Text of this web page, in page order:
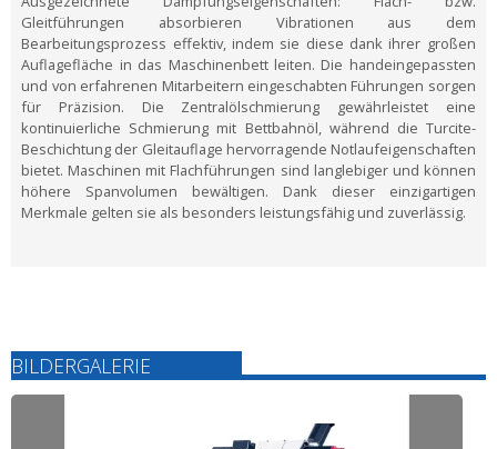
Gleitführungen absorbieren Vibrationen aus dem
Bearbeitungsprozess effektiv, indem sie diese dank ihrer großen
Auflagefläche in das Maschinenbett leiten. Die handeingepassten
und von erfahrenen Mitarbeitern eingeschabten Führungen sorgen
für Präzision. Die Zentralölschmierung gewährleistet eine
kontinuierliche Schmierung mit Bettbahnöl, während die Turcite-
Beschichtung der Gleitauflage hervorragende Notlaufeigenschaften
bietet. Maschinen mit Flachführungen sind langlebiger und können
höhere Spanvolumen bewältigen. Dank dieser einzigartigen
Merkmale gelten sie als besonders leistungsfähig und zuverlässig.
BILDERGALERIE